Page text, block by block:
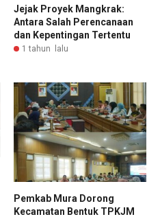
Jejak Proyek Mangkrak:
Antara Salah Perencanaan
dan Kepentingan Tertentu
1 tahun lalu
Pemkab Mura Dorong
Kecamatan Bentuk TPKJM